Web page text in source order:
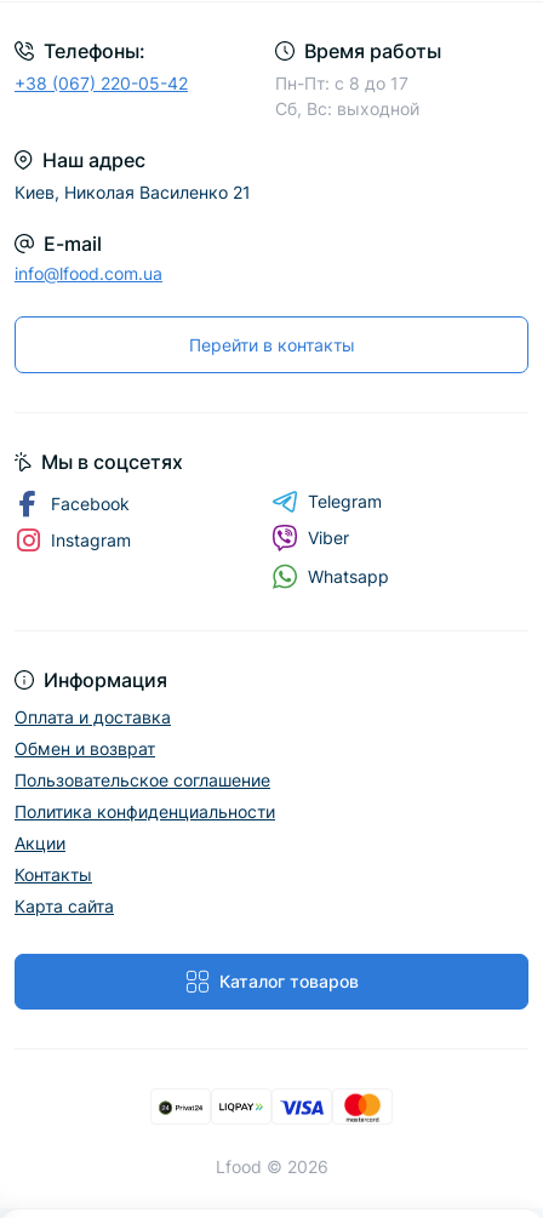
Телефоны:
+38 (067) 220-05-42
Время работы
Пн-Пт: с 8 до 17
Сб, Вс: выходной
Наш адрес
Киев, Николая Василенко 21
E-mail
info@lfood.com.ua
Перейти в контакты
Информация
Оплата и доставка
Обмен и возврат
Пользовательское соглашение
Политика конфиденциальности
Акции
Контакты
Карта сайта
Каталог товаров
Мы в соцсетях
Facebook
Instagram
Telegram
Viber
Whatsapp
Lfood © 2026